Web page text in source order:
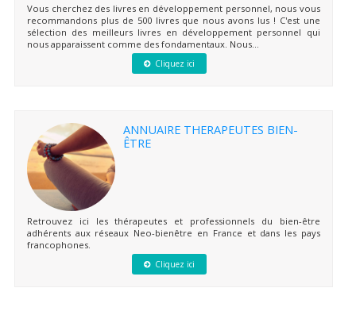
Vous cherchez des livres en développement personnel, nous vous
recommandons plus de 500 livres que nous avons lus ! C'est une
sélection des meilleurs livres en développement personnel qui
nous apparaissent comme des fondamentaux. Nous...
Cliquez ici
ANNUAIRE THERAPEUTES BIEN-
ÊTRE
Retrouvez ici les thérapeutes et professionnels du bien-être
adhérents aux réseaux Neo-bienêtre en France et dans les pays
francophones.
Cliquez ici